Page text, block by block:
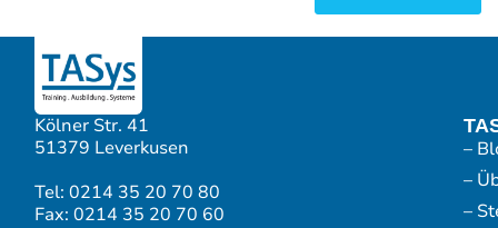
Kölner Str. 41
51379 Leverkusen
Tel: 0214 35 20 70 80
Fax: 0214 35 20 70 60
–
–
–